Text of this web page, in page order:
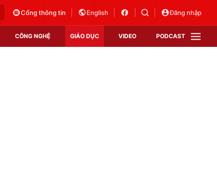
Cổng thông tin English Đăng nhập
CÔNG NGHỆ GIÁO DỤC VIDEO PODCAST